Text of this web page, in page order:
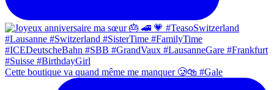
Cette boutique va quand même me manquer 🥲🛍 #Gale